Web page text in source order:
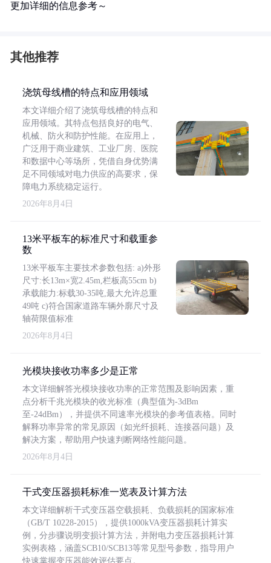
更加详细的信息参考～
其他推荐
浇筑母线槽的特点和应用领域
本文详细介绍了浇筑母线槽的特点和
应用领域。其特点包括良好的电气、
机械、防火和防护性能。在应用上，
广泛用于商业建筑、工业厂房、医院
和数据中心等场所，凭借自身优势满
足不同领域对电力供应的高要求，保
障电力系统稳定运行。
2026年8月4日
13米平板车的标准尺寸和载重参
数
13米平板车主要技术参数包括: a)外形
尺寸:长13m×宽2.45m,栏板高55cm b)
承载能力:标载30-35吨,最大允许总重
49吨 c)符合国家道路车辆外廓尺寸及
轴荷限值标准
2026年8月4日
光模块接收功率多少是正常
本文详细解答光模块接收功率的正常范围及影响因素，重
点分析千兆光模块的收光标准（典型值为-3dBm
至-24dBm），并提供不同速率光模块的参考值表格。同时
解释功率异常的常见原因（如光纤损耗、连接器问题）及
解决方案，帮助用户快速判断网络性能问题。
2026年8月4日
干式变压器损耗标准一览表及计算方法
本文详细解析干式变压器空载损耗、负载损耗的国家标准
（GB/T 10228-2015），提供1000kVA变压器损耗计算实
例，分步骤说明变损计算方法，并附电力变压器损耗计算
实例表格，涵盖SCB10/SCB13等常见型号参数，指导用户
快速掌握变压器能效评估要点。